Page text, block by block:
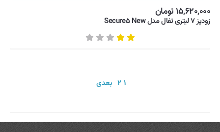
۱۵,۶۲۰,۰۰۰ تومان
زودپز ۷ لیتری تفال مدل Secure۵ New
۱ ۲ بعدی